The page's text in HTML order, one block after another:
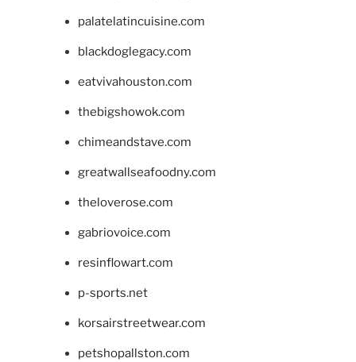
palatelatincuisine.com
blackdoglegacy.com
eatvivahouston.com
thebigshowok.com
chimeandstave.com
greatwallseafoodny.com
theloverose.com
gabriovoice.com
resinflowart.com
p-sports.net
korsairstreetwear.com
petshopallston.com